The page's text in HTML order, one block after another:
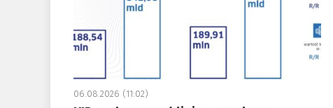
06.08.2026 (11:02)